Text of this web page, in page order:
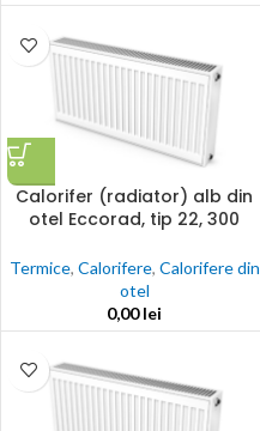
Calorifer (radiator) alb din
otel Eccorad, tip 22, 300
incluse
Termice, Calorifere, Calorifere din
otel
0,00lei